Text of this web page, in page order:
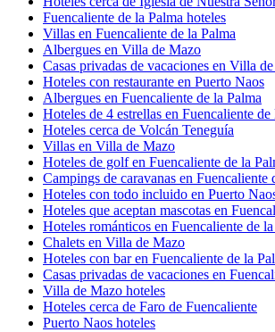
Fuencaliente de la Palma hoteles
Villas en Fuencaliente de la Palma
Albergues en Villa de Mazo
Casas privadas de vacaciones en Villa
Hoteles con restaurante en Puerto Naos
Albergues en Fuencaliente de la Palma
Hoteles de 4 estrellas en Fuencaliente de
Hoteles cerca de Volcán Teneguía
Villas en Villa de Mazo
Hoteles de golf en Fuencaliente de la
Campings de caravanas en Fuencaliente
Hoteles con todo incluido en Puerto
Hoteles que aceptan mascotas en
Hoteles románticos en Fuencaliente de
Chalets en Villa de Mazo
Hoteles con bar en Fuencaliente de la
Casas privadas de vacaciones en
Villa de Mazo hoteles
Hoteles cerca de Faro de Fuencaliente
Puerto Naos hoteles